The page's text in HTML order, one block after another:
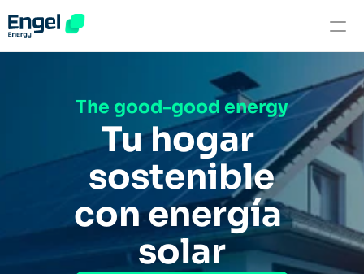
Empresas
900670330
The good-good energy
Tu hogar
sostenible
con energía
solar